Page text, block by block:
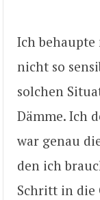
Ich behaupte
nicht so
solchen
Dämme. Ich
war genau
den ich
Schritt in die